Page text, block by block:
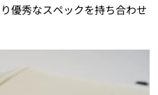
優秀なスペックを持ち合わせ